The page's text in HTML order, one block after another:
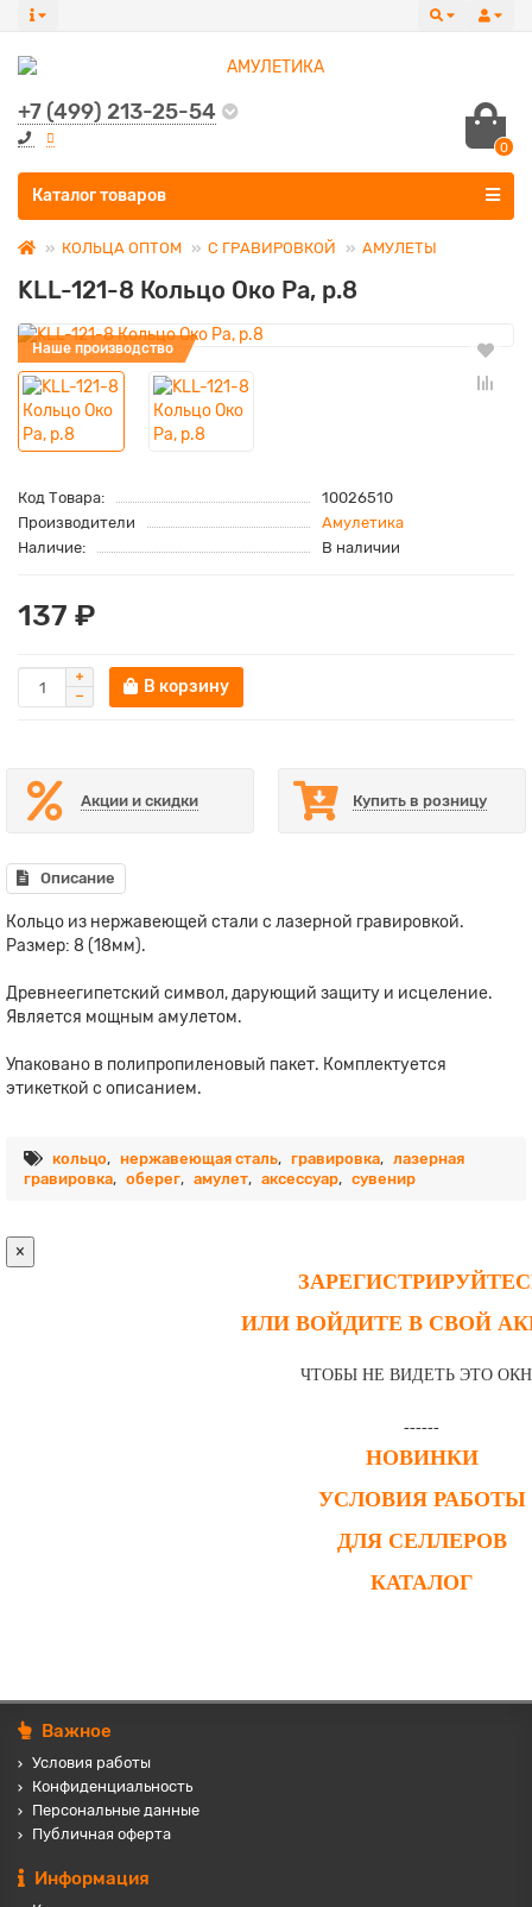
+7 (499) 213-25-54
0
Все категории
Каталог товаров
КОЛЬЦА ОПТОМ С ГРАВИРОВКОЙ АМУЛЕТЫ
KLL-121-8 Кольцо Око Ра, р.8
Наше производство
Код Товара:
10026510
Производители
Амулетика
Наличие:
В наличии
137 ₽
В корзину
Акции и скидки Купить в розницу
Описание
Кольцо из нержавеющей стали с лазерной гравировкой.
Размер: 8 (18мм).
Древнеегипетский символ, дарующий защиту и исцеление.
Является мощным амулетом.
Упаковано в полипропиленовый пакет. Комплектуется
этикеткой с описанием.
кольцо, нержавеющая сталь, гравировка, лазерная
гравировка, оберег, амулет, аксессуар, сувенир
×
ИЛИ ВОЙДИТЕ В СВОЙ
ЧТОБЫ НЕ ВИДЕТЬ ЭТО
------
НОВИНКИ
УСЛОВИЯ РАБОТЫ
ДЛЯ СЕЛЛЕРОВ
КАТАЛОГ
Важное
Условия работы
Конфиденциальность
Персональные данные
Публичная оферта
Информация